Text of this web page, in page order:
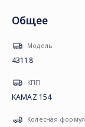
Общее
Модель
43118
КПП
KAMAZ 154
Колёсная